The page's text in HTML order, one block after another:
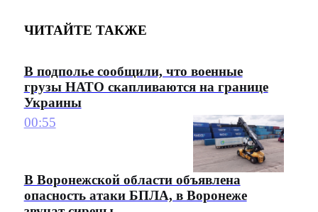
ЧИТАЙТЕ ТАКЖЕ
В подполье сообщили, что военные
грузы НАТО скапливаются на границе
Украины
00:55
В Воронежской области объявлена
опасность атаки БПЛА, в Воронеже